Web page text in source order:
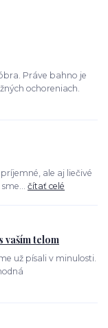
Práve bahno je
ochoreniach.
ale aj liečivé
čítať celé
vaším telom
už písali v minulosti.